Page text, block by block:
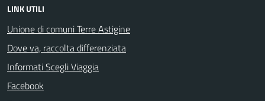
LINK UTILI
Unione di comuni Terre Astigine
Dove va, raccolta differenziata
Informati Scegli Viaggia
Facebook